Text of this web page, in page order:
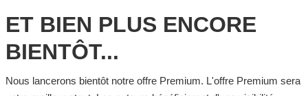
ET BIEN PLUS ENCORE
BIENTÔT...
Nous lancerons bientôt notre offre Premium. L'offre Premium sera